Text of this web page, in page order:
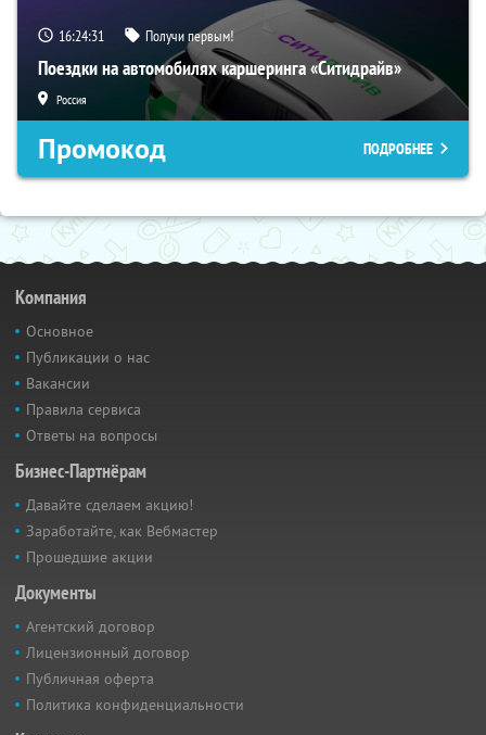
16:24:31 Получи первым!
Поездки на автомобилях каршеринга «Ситидрайв»
Россия
Промокод ПОДРОБНЕЕ
Компания
Основное
Публикации о нас
Вакансии
Правила сервиса
Ответы на вопросы
Бизнес-Партнёрам
Давайте сделаем акцию!
Заработайте, как Вебмастер
Прошедшие акции
Документы
Агентский договор
Лицензионный договор
Публичная оферта
Политика конфиденциальности